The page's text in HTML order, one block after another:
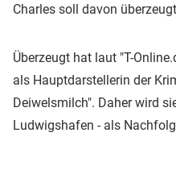
Charles soll davon
Überzeugt hat laut "T-
als Hauptdarstellerin der
Deiwelsmilch". Daher wird
Ludwigshafen - als